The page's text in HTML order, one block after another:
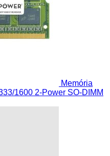
Memória
1600 2-Power SO-DIMM